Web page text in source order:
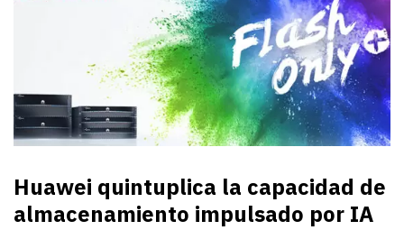
Huawei quintuplica la capacidad de
almacenamiento impulsado por IA